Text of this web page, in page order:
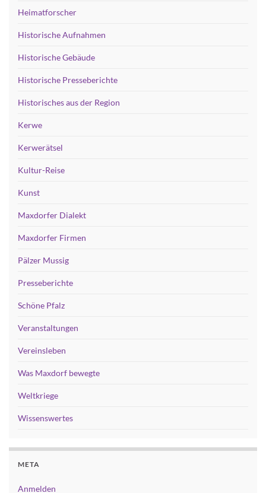
Heimatforscher
Historische Aufnahmen
Historische Gebäude
Historische Presseberichte
Historisches aus der Region
Kerwe
Kerwerätsel
Kultur-Reise
Kunst
Maxdorfer Dialekt
Maxdorfer Firmen
Pälzer Mussig
Presseberichte
Schöne Pfalz
Veranstaltungen
Vereinsleben
Was Maxdorf bewegte
Weltkriege
Wissenswertes
META
Anmelden